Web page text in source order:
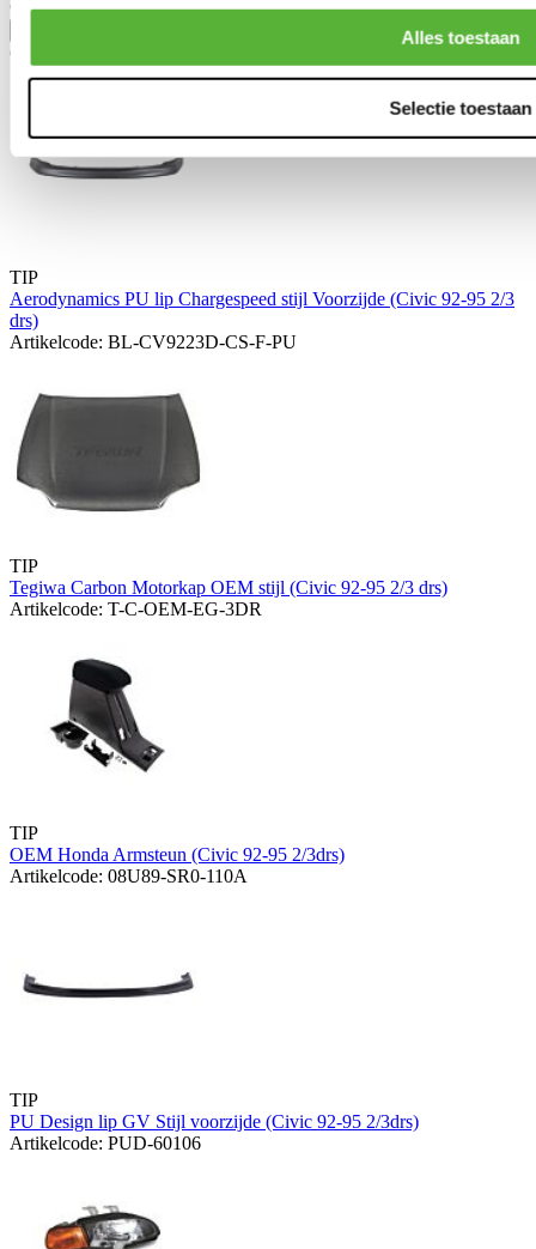
Alles toestaan
Selectie toestaan
Civic 3 deurs/hatchback 1992-1995 1.6 VTI (EG6)
Gerelateerde producten
TIP
Aerodynamics PU lip Chargespeed stijl Voorzijde (Civic 92-95 2/3
drs)
Artikelcode: BL-CV9223D-CS-F-PU
TIP
Tegiwa Carbon Motorkap OEM stijl (Civic 92-95 2/3 drs)
Artikelcode: T-C-OEM-EG-3DR
TIP
OEM Honda Armsteun (Civic 92-95 2/3drs)
Artikelcode: 08U89-SR0-110A
TIP
PU Design lip GV Stijl voorzijde (Civic 92-95 2/3drs)
Artikelcode: PUD-60106